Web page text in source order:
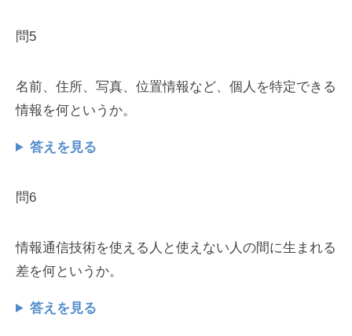
問5
名前、住所、写真、位置情報など、個人を特定できる
情報を何というか。
答えを見る
問6
情報通信技術を使える人と使えない人の間に生まれる
差を何というか。
答えを見る